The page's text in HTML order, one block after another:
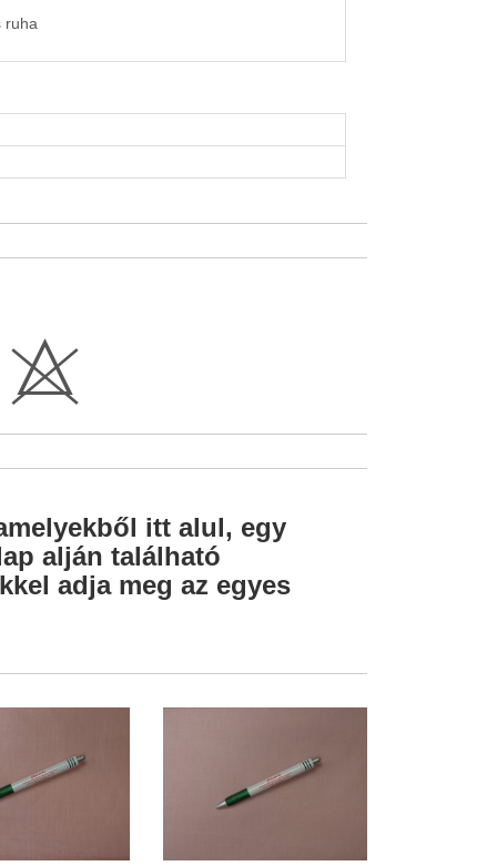
ruha
H
itt alul, egy
alján található
adja meg az egyes